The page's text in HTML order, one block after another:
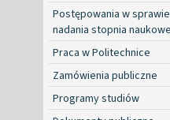
Postępowania w sprawie
nadania stopnia
Praca w Politechnice
Zamówienia publiczne
Programy studiów